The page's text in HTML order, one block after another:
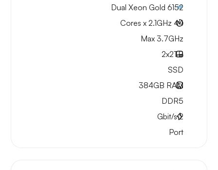
Dual Xeon Gold 6152
44 Cores x 2.1GHz
Max 3.7GHz
2x2TB
SSD
384GB RAM
DDR5
2
Gbit/s
Port